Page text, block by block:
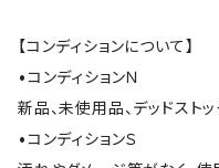
【コンディションについて】
•コンディションＮ
新品、未使用品、デッドストッ
•コンディションＳ